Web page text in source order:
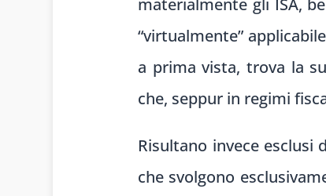
“virtualmente”
a prima vista, trova la
che, seppur in regimi
Risultano invece esclusi
che svolgono